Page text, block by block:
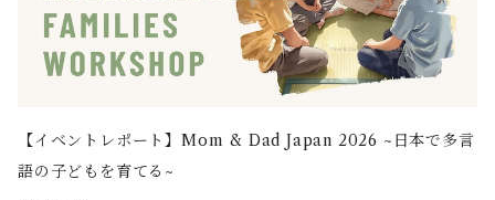
【イベントレポート】Mom & Dad Japan 2026 ~日本で多言
語の子どもを育てる~